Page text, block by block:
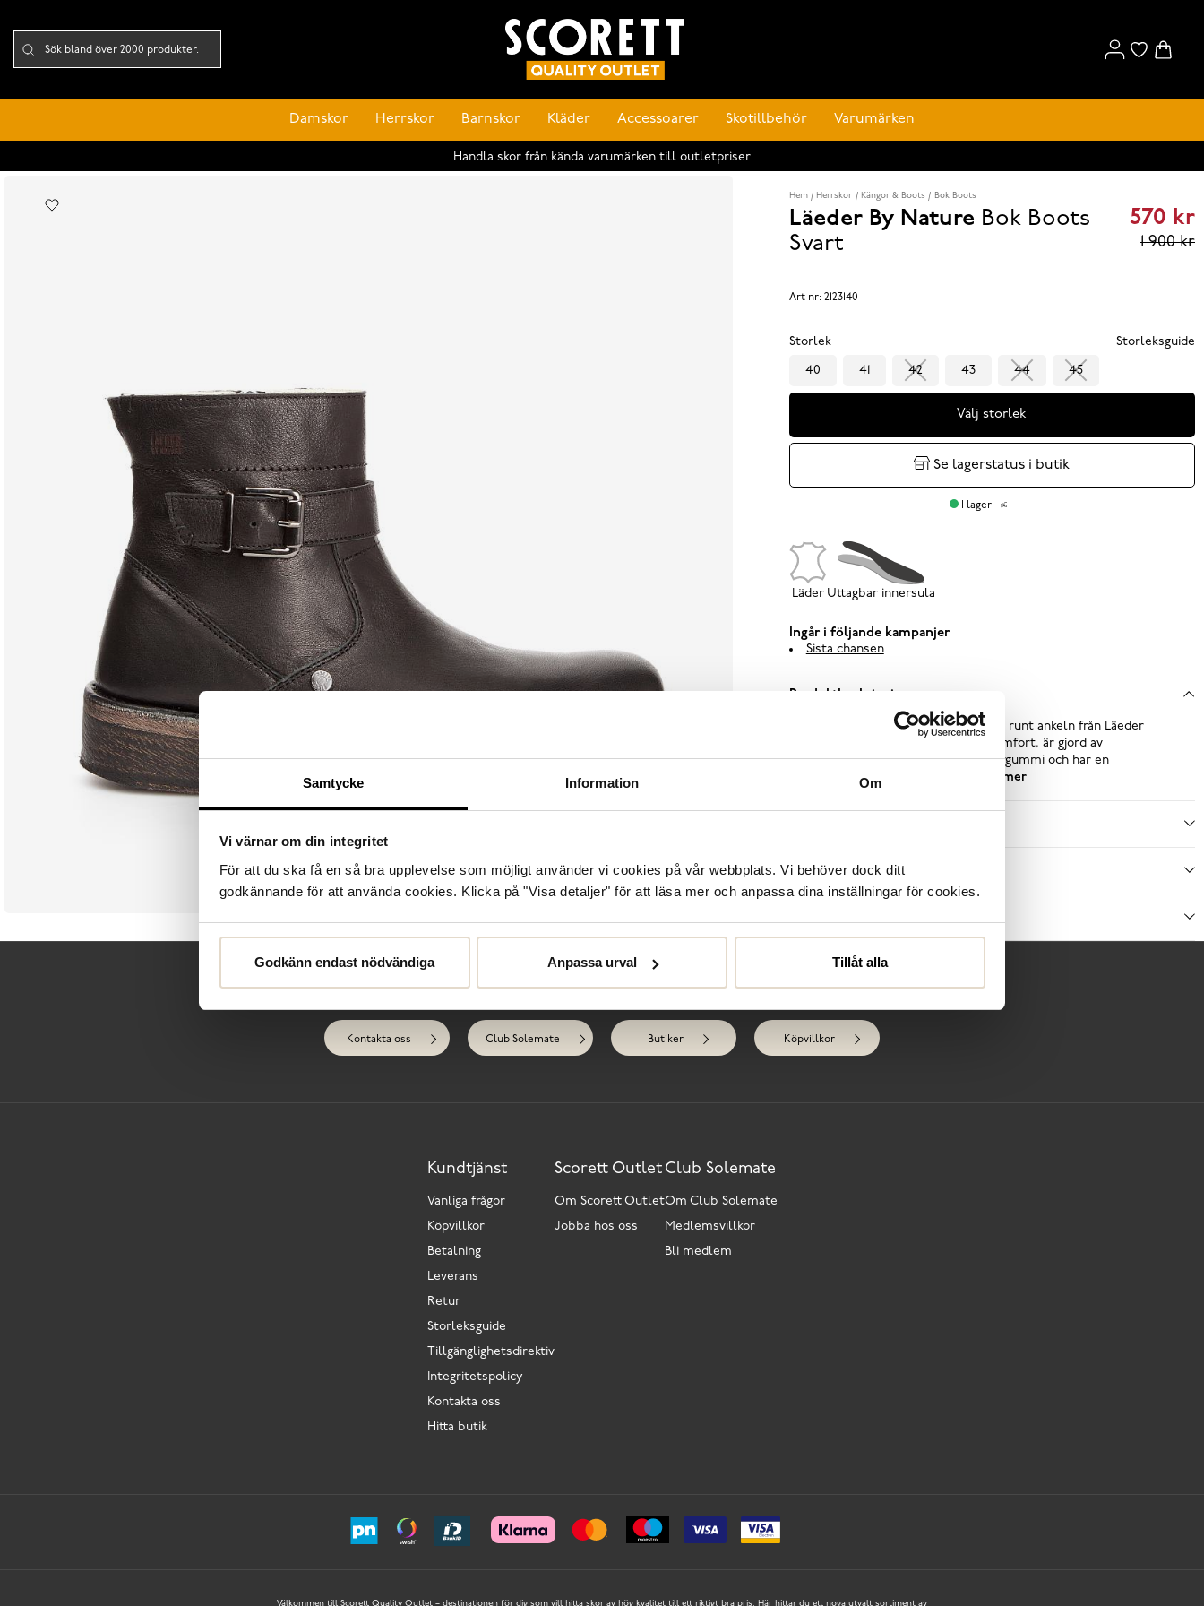
Samtycke Information Om
Vi värnar om din integritet
För att du ska få en så bra upplevelse som möjligt använder vi cookies på vår webbplats. Vi behöver dock ditt
godkännande för att använda cookies. Klicka på "Visa detaljer" för att läsa mer och anpassa dina inställningar för cookies.
Godkänn endast nödvändiga Anpassa urval Tillåt alla
Damskor Herrskor Barnskor Kläder Accessoarer Skotillbehör Varumärken
Handla skor från kända varumärken till outletpriser
Hem Herrskor Kängor & Boots Bok Boots
Läeder By Nature Bok Boots
Svart
Current
1 900 kr
570 kr
1 900 kr
Art nr: 2123140
Storlek Storleksguide
40 41 42 43 44 45
Välj storlek
Se lagerstatus i butik
I lager
Läder Uttagbar innersula
Ingår i följande kampanjer
Sista chansen
Produktbeskrivning
Bok. Svart klassisk känga med spänne runt ankeln från Läeder
by Nature. Denna modell har hög komfort, är gjord av
naturligt kromfritt garvat skinn, naturgummi och har en
uttagbar innersula. Ovandel av...
Läs mer
Skötselråd
Behöver du hjälp?
Kontakta oss Club Solemate Butiker Köpvillkor
Kundtjänst
Vanliga frågor
Köpvillkor
Betalning
Leverans
Retur
Storleksguide
Tillgänglighetsdirektiv
Integritetspolicy
Kontakta oss
Hitta butik
Scorett Outlet
Om Scorett Outlet
Jobba hos oss
Club Solemate
Om Club Solemate
Medlemsvillkor
Bli medlem
Välkommen till Scorett Quality Outlet – destinationen för dig som vill hitta skor av hög kvalitet till ett riktigt bra pris. Här hittar du ett noga utvalt sortiment av